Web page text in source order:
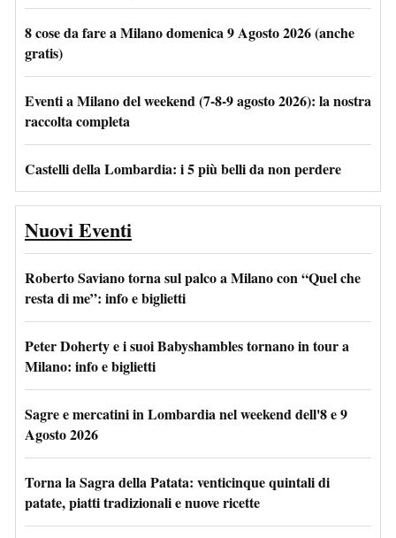
8 cose da fare a Milano domenica 9 Agosto 2026 (anche
gratis)
Eventi a Milano del weekend (7-8-9 agosto 2026): la nostra
raccolta completa
Castelli della Lombardia: i 5 più belli da non perdere
Nuovi Eventi
Roberto Saviano torna sul palco a Milano con “Quel che
resta di me”: info e biglietti
Peter Doherty e i suoi Babyshambles tornano in tour a
Milano: info e biglietti
Sagre e mercatini in Lombardia nel weekend dell'8 e 9
Agosto 2026
Torna la Sagra della Patata: venticinque quintali di
patate, piatti tradizionali e nuove ricette